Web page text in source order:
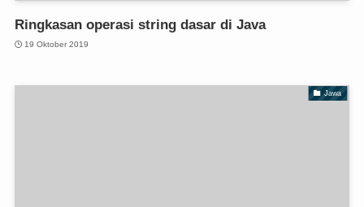
Ringkasan operasi string dasar di Java
19 Oktober 2019
Jawa